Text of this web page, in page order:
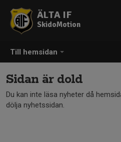
Till hemsidan
ÄLTA IF
SkidoMotion
Sidan är dold
Du kan inte läsa nyheter då
dölja nyhetssidan.